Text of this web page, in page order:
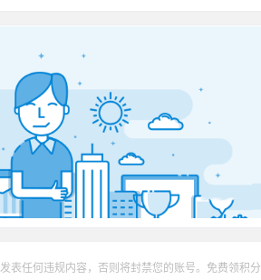
表任何违规内容，否则将封禁您的账号。免费领积分